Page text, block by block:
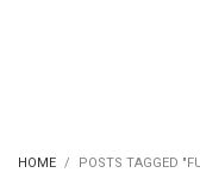
HOME POSTS TAGGED